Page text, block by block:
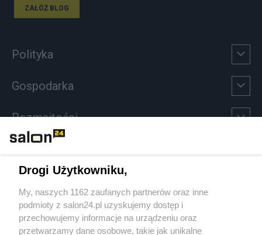
ZAŁÓŻ BLOG
Polityka
Gospodarka
Rozmaitości
Sport
Społeczeństwo
Drogi Użytkowniku,
My, naszych 1162 zaufanych partnerów oraz inne
podmioty z salon24.pl uzyskujemy dostęp i
przechowujemy informacje na urządzeniu oraz
przetwarzamy dane osobowe, takie jak unikalne